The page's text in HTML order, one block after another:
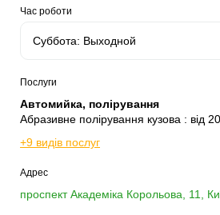
Час роботи
Послуги
Автомийка, полірування
Абразивне полірування кузова : від
+9 видів послуг
Адрес
проспект Академіка Корольова, 11,